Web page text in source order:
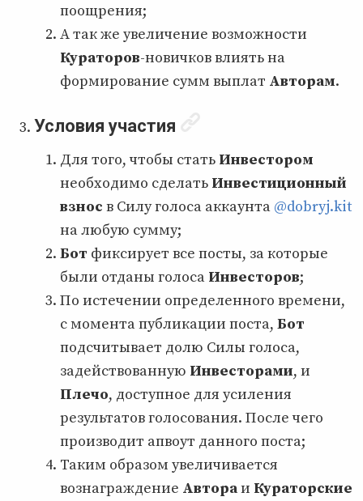
поощрения;
А так же увеличение возможности
Кураторов-новичков влиять на
формирование сумм выплат Авторам.
Условия участия
Для того, чтобы стать Инвестором
необходимо сделать Инвестиционный
взнос в Силу голоса аккаунта @dobryj.kit
на любую сумму;
Бот фиксирует все посты, за которые
были отданы голоса Инвесторов;
По истечении определенного времени,
с момента публикации поста, Бот
подсчитывает долю Силы голоса,
задействованную Инвесторами, и
Плечо, доступное для усиления
результатов голосования. После чего
производит апвоут данного поста;
Таким образом увеличивается
вознаграждение Автораи Кураторские